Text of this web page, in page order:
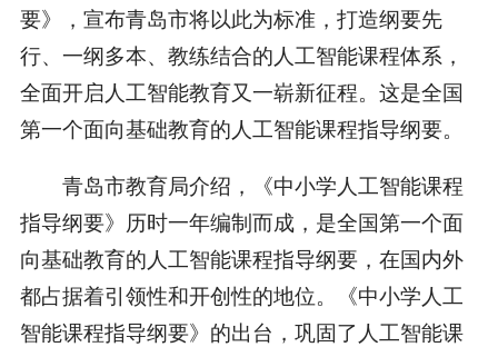
要》，宣布青岛市将以此为标准，打造纲要先
行、一纲多本、教练结合的人工智能课程体系，
全面开启人工智能教育又一崭新征程。这是全国
第一个面向基础教育的人工智能课程指导纲要。
青岛市教育局介绍，《中小学人工智能课程
指导纲要》历时一年编制而成，是全国第一个面
向基础教育的人工智能课程指导纲要，在国内外
都占据着引领性和开创性的地位。《中小学人工
智能课程指导纲要》的出台，巩固了人工智能课